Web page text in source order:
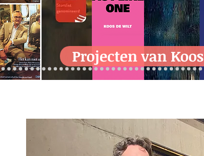
Projecten van Koos